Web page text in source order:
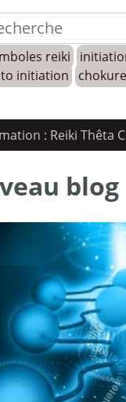
reiki
initiation
: Reiki Thêta
blog